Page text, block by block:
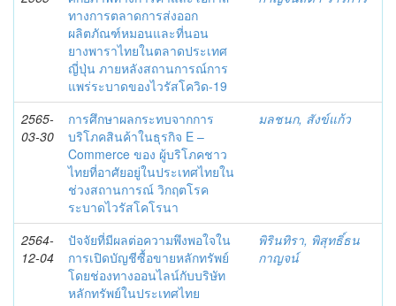
ทางการตลาดการส่งออก
ผลิตภัณฑ์หมอนและที่นอน
ยางพาราไทยในตลาดประเทศ
ญี่ปุ่น ภายหลังสถานการณ์การ
แพร่ระบาดของไวรัสโควิด-19
2565-
03-30
การศึกษาผลกระทบจากการ
บริโภคสินค้าในธุรกิจ E –
Commerce ของ ผู้บริโภคชาว
ไทยที่อาศัยอยู่ในประเทศไทยใน
ช่วงสถานการณ์ วิกฤตโรค
ระบาดไวรัสโคโรนา
มลชนก, สังข์แก้ว
2564-
12-04
ปัจจัยที่มีผลต่อความพึงพอใจใน
การเปิดบัญชีซื้อขายหลักทรัพย์
โดยช่องทางออนไลน์กับบริษัท
หลักทรัพย์ในประเทศไทย
พิรินทิรา, พิสุทธิ์ธน
กาญจน์